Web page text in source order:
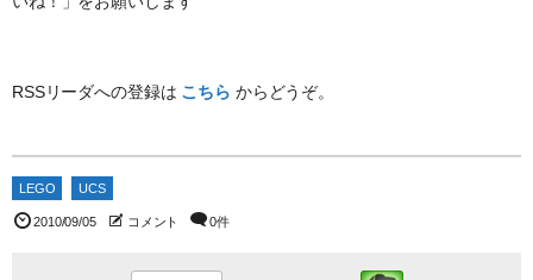
RSSリーダへの登録は こちら からどうぞ。
LEGO UCS
2010/09/05 コメント 0件